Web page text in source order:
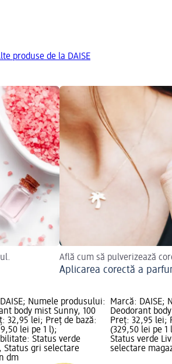
produse de la DAISE
Află cum să pulverizează
Aplicarea corectă a
Numele produsului:
body mist Sunny, 100
32,95 lei; Preț de bază:
lei pe 1 l);
Status verde
Status gri selectare
dm
Marcă: DAISE;
Deodorant
Preț: 32,95 lei;
(329,50 lei pe
Status verde
selectare